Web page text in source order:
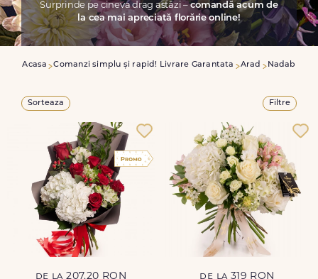
Surprinde pe cineva drag astăzi –comandă acum de
la cea mai apreciată florărie online!
Acasa Comanzi simplu și rapid! Livrare Garantata Arad Nadab
Sorteaza Filtre
de la 207,20 RON
de la 319 RON